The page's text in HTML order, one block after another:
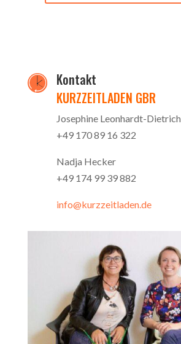
Kontakt
KURZZEITLADEN GBR
Josephine Leonhardt-Dietrich
+49 170 89 16 322
Nadja Hecker
+49 174 99 39 882
info@kurzzeitladen.de